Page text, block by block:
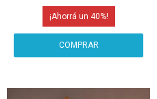
40